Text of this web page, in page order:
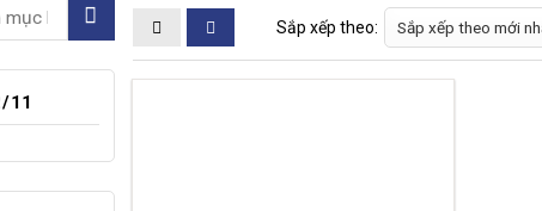
11
Sắp xếp theo: